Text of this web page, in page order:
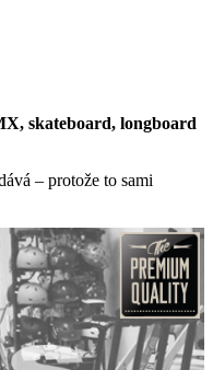
skateboard, longboard
– protože to sami